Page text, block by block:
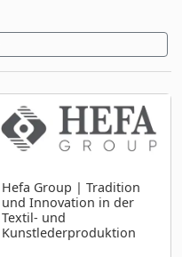
Hefa Group | Tradition
und Innovation in der
Textil- und
Kunstlederproduktion